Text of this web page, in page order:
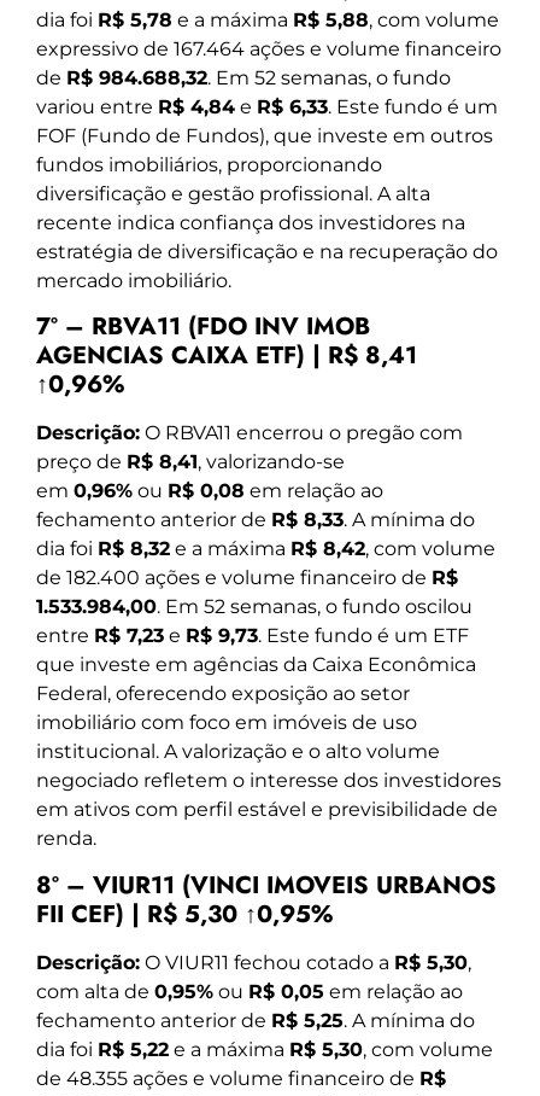
dia foi R$ 5,78 e a máxima R$ 5,88, com volume
expressivo de 167.464 ações e volume financeiro
de R$ 984.688,32. Em 52 semanas, o fundo
variou entre R$ 4,84 e R$ 6,33. Este fundo é um
FOF (Fundo de Fundos), que investe em outros
fundos imobiliários, proporcionando
diversificação e gestão profissional. A alta
recente indica confiança dos investidores na
estratégia de diversificação e na recuperação do
mercado imobiliário.
7º – RBVA11 (FDO INV IMOB
AGENCIAS CAIXA ETF) | R$ 8,41
↑0,96%
Descrição: O RBVA11 encerrou o pregão com
preço de R$ 8,41, valorizando-se
em 0,96% ou R$ 0,08 em relação ao
fechamento anterior de R$ 8,33. A mínima do
dia foi R$ 8,32 e a máxima R$ 8,42, com volume
de 182.400 ações e volume financeiro de R$
1.533.984,00. Em 52 semanas, o fundo oscilou
entre R$ 7,23 e R$ 9,73. Este fundo é um ETF
que investe em agências da Caixa Econômica
Federal, oferecendo exposição ao setor
imobiliário com foco em imóveis de uso
institucional. A valorização e o alto volume
negociado refletem o interesse dos investidores
em ativos com perfil estável e previsibilidade de
renda.
8º – VIUR11 (VINCI IMOVEIS URBANOS
FII CEF) | R$ 5,30 ↑0,95%
Descrição: O VIUR11 fechou cotado a R$ 5,30,
com alta de 0,95% ou R$ 0,05 em relação ao
fechamento anterior de R$ 5,25. A mínima do
dia foi R$ 5,22 e a máxima R$ 5,30, com volume
de 48.355 ações e volume financeiro de R$